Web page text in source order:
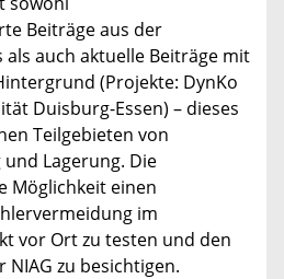
Beiträge aus der
auch aktuelle Beiträge mit
(Projekte: DynKo
Duisburg-Essen) – dieses
Teilgebieten von
Lagerung. Die
Möglichkeit einen
im
vor Ort zu testen und den
zu besichtigen.